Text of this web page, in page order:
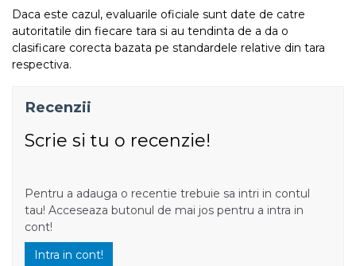
Daca este cazul, evaluarile oficiale sunt date de catre
autoritatile din fiecare tara si au tendinta de a da o
clasificare corecta bazata pe standardele relative din tara
respectiva.
Recenzii
Scrie si tu o recenzie!
Pentru a adauga o recentie trebuie sa intri in contul
tau! Acceseaza butonul de mai jos pentru a intra in
cont!
Intra in cont!